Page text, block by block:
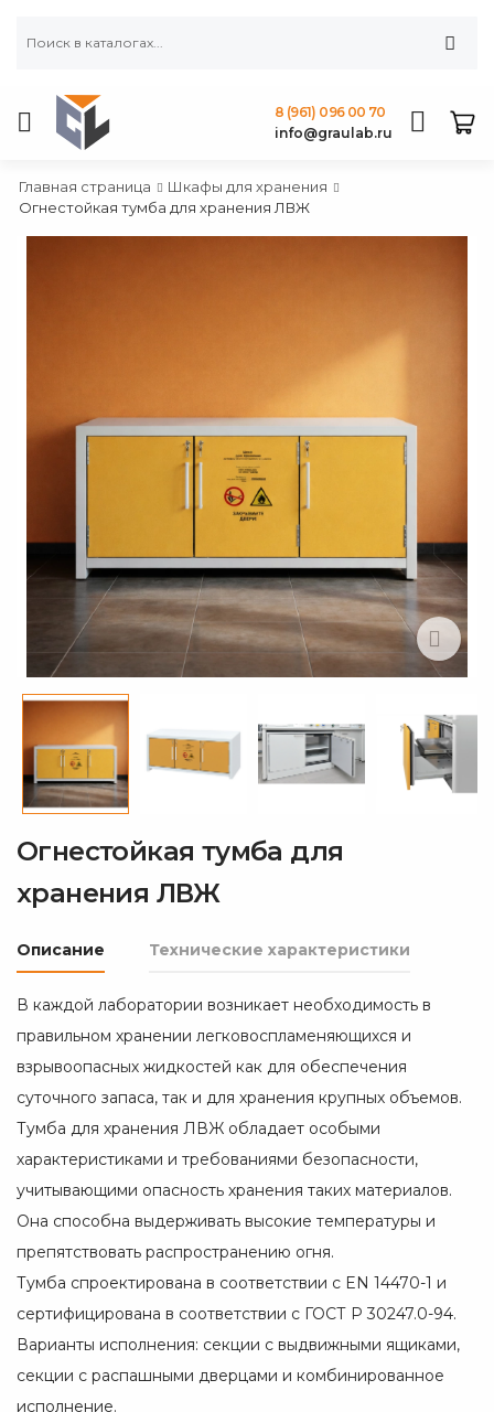
8 (961) 096 00 70
info@graulab.ru
Главная страница
Шкафы для хранения
Огнестойкая тумба для хранения ЛВЖ
Огнестойкая тумба для
хранения ЛВЖ
Описание Технические характеристики
В каждой лаборатории возникает необходимость в
правильном хранении легковоспламеняющихся и
взрывоопасных жидкостей как для обеспечения
суточного запаса, так и для хранения крупных объемов.
Тумба для хранения ЛВЖ обладает особыми
характеристиками и требованиями безопасности,
учитывающими опасность хранения таких материалов.
Она способна выдерживать высокие температуры и
препятствовать распространению огня.
Тумба спроектирована в соответствии с EN 14470-1 и
сертифицирована в соответствии с ГОСТ Р 30247.0-94.
Варианты исполнения: секции с выдвижными ящиками,
секции с распашными дверцами и комбинированное
исполнение.